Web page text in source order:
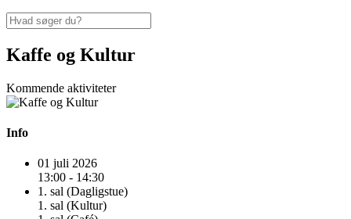
Kaffe og Kultur
Kommende aktiviteter
Info
01 juli 2026
13:00 - 14:30
1. sal (Dagligstue)
1. sal (Kultur)